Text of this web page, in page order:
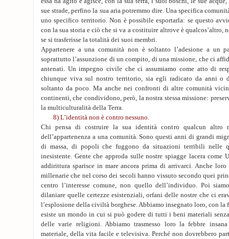
sue strade, perfino la sua aria potremmo dire. Una specifica
uno specifico territorio. Non è possibile esportarla: se questo
con la sua storia e ciò che si va a costituire altrove è qualcos’altro,
se si trasferisse la totalità dei suoi membri.
Appartenere a una comunità non è soltanto l’adesione a un
soprattutto l’assunzione di un compito, di una missione, che ci
antenati. Un impegno civile che ci assumiamo come atto di
chiunque viva sul nostro territorio, sia egli radicato da anni o
soltanto da poco. Ma anche nei confronti di altre comunità
continenti, che condividono, però, la nostra stessa missione:
la multiculturalità della Terra.
8) L’identità non è contro nessuno.
Chi pensa di costruire la sua identità contro qualcun altro
dell’appartenenza a una comunità. Sono questi anni di grandi
di massa, di popoli che fuggono da situazioni terribili nelle
inesistente. Gente che approda sulle nostre spiagge lacera come
addirittura sparisce in mare ancora prima di arrivarci. Anche
millenarie che nel corso dei secoli hanno vissuto secondo quei
centro l’interesse comune, non quello dell’individuo. Poi
dilaniare quelle certezze esistenziali, orfani delle nostre che ci
l’esplosione della civiltà borghese. Abbiamo insegnato loro, con la
esiste un mondo in cui si può godere di tutti i beni materiali
delle varie religioni. Abbiamo trasmesso loro la febbre insana
materiale, della vita facile e televisiva. Perché non dovrebbero